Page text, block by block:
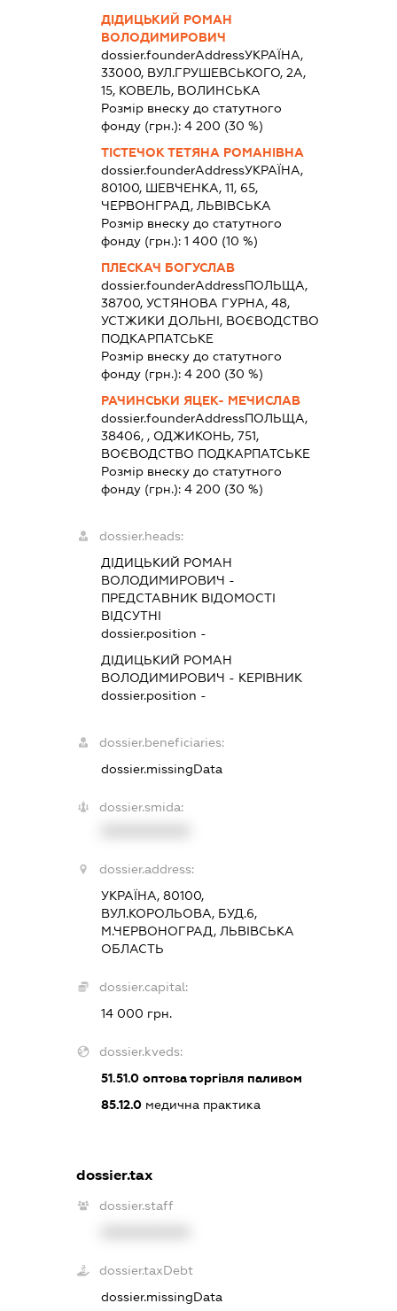
ДІДИЦЬКИЙ РОМАН
ВОЛОДИМИРОВИЧ
dossier.founderAddressУКРАЇНА,
33000, ВУЛ.ГРУШЕВСЬКОГО, 2А,
15, КОВЕЛЬ, ВОЛИНСЬКА
Розмір внеску до статутного
фонду (грн.):4 200 (30 %)
ТІСТЕЧОК ТЕТЯНА РОМАНІВНА
dossier.founderAddressУКРАЇНА,
80100, ШЕВЧЕНКА, 11, 65,
ЧЕРВОНГРАД, ЛЬВІВСЬКА
Розмір внеску до статутного
фонду (грн.):1 400 (10 %)
ПЛЕСКАЧ БОГУСЛАВ
dossier.founderAddressПОЛЬЩА,
38700, УСТЯНОВА ГУРНА, 48,
УСТЖИКИ ДОЛЬНІ, ВОЄВОДСТВО
ПОДКАРПАТСЬКЕ
Розмір внеску до статутного
фонду (грн.):4 200 (30 %)
РАЧИНСЬКИ ЯЦЕК- МЕЧИСЛАВ
dossier.founderAddressПОЛЬЩА,
38406, , ОДЖИКОНЬ, 751,
ВОЄВОДСТВО ПОДКАРПАТСЬКЕ
Розмір внеску до статутного
фонду (грн.):4 200 (30 %)
dossier.heads:
ДІДИЦЬКИЙ РОМАН
ВОЛОДИМИРОВИЧ -
ПРЕДСТАВНИК ВІДОМОСТІ
ВІДСУТНІ
dossier.position -
ДІДИЦЬКИЙ РОМАН
ВОЛОДИМИРОВИЧ - КЕРІВНИК
dossier.position -
dossier.beneficiaries:
dossier.missingData
dossier.smida:
dossier.address:
УКРАЇНА, 80100,
ВУЛ.КОРОЛЬОВА, БУД.6,
М.ЧЕРВОНОГРАД, ЛЬВІВСЬКА
ОБЛАСТЬ
dossier.capital:
14 000 грн.
dossier.kveds:
51.51.0 оптова торгівля паливом
85.12.0 медична практика
dossier.tax
dossier.staff
dossier.taxDebt
dossier.missingData